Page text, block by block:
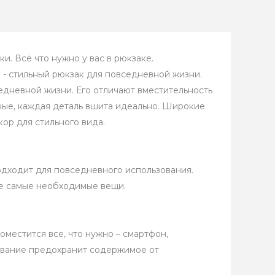
Всё что нужно у вас в рюкзаке.
стильный рюкзак для повседневной жизни.
жизни. Его отличают вместительность
каждая деталь вшита идеально. Широкие
для стильного вида.
для повседневного использования.
самые необходимые вещи.
все, что нужно – смартфон,
предохранит содержимое от